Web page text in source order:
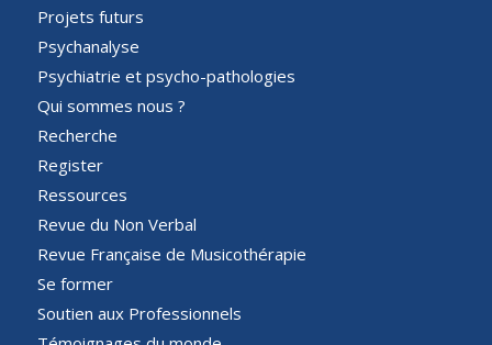
Projets futurs
Psychanalyse
Psychiatrie et psycho-pathologies
Qui sommes nous ?
Recherche
Register
Ressources
Revue du Non Verbal
Revue Française de Musicothérapie
Se former
Soutien aux Professionnels